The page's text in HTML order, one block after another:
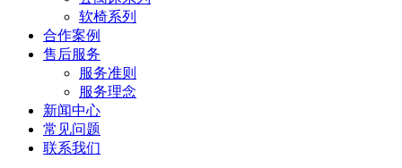
软椅系列
合作案例
售后服务
服务准则
服务理念
新闻中心
常见问题
联系我们